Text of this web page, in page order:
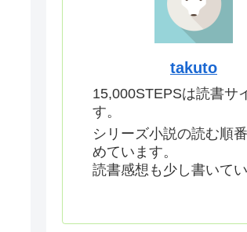
takuto
15,000STEPSは読書サ
す。
シリーズ小説の読む順
めています。
読書感想も少し書いてい